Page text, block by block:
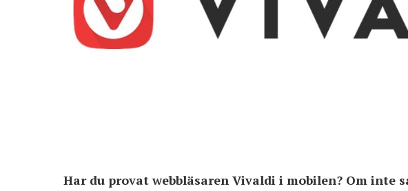
Har du provat webbläsaren Vivaldi i mobilen? Om inte